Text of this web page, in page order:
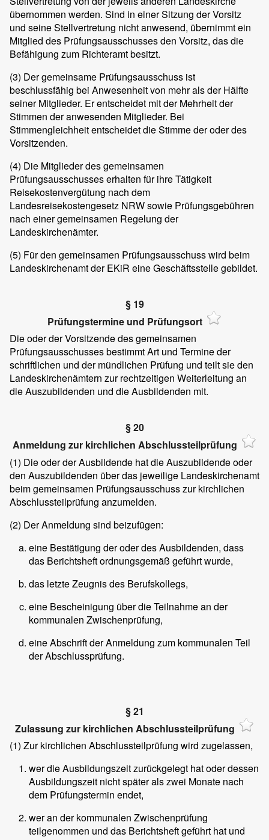
übernommen werden. Sind in einer Sitzung der Vorsitz
und seine Stellvertretung nicht anwesend, übernimmt ein
Mitglied des Prüfungsausschusses den Vorsitz, das die
Befähigung zum Richteramt besitzt.
(3) Der gemeinsame Prüfungsausschuss ist
beschlussfähig bei Anwesenheit von mehr als der Hälfte
seiner Mitglieder. Er entscheidet mit der Mehrheit der
Stimmen der anwesenden Mitglieder. Bei
Stimmengleichheit entscheidet die Stimme der oder des
Vorsitzenden.
(4) Die Mitglieder des gemeinsamen
Prüfungsausschusses erhalten für ihre Tätigkeit
Reisekostenvergütung nach dem
Landesreisekostengesetz NRW sowie Prüfungsgebühren
nach einer gemeinsamen Regelung der
Landeskirchenämter.
(5) Für den gemeinsamen Prüfungsausschuss wird beim
Landeskirchenamt der EKiR eine Geschäftsstelle gebildet.
§ 19
Prüfungstermine und Prüfungsort
Die oder der Vorsitzende des gemeinsamen
Prüfungsausschusses bestimmt Art und Termine der
schriftlichen und der mündlichen Prüfung und teilt sie den
Landeskirchenämtern zur rechtzeitigen Weiterleitung an
die Auszubildenden und die Ausbildenden mit.
§ 20
Anmeldung zur kirchlichen Abschlussteilprüfung
(1) Die oder der Ausbildende hat die Auszubildende oder
den Auszubildenden über das jeweilige Landeskirchenamt
beim gemeinsamen Prüfungsausschuss zur kirchlichen
Abschlussteilprüfung anzumelden.
(2) Der Anmeldung sind beizufügen:
eine Bestätigung der oder des Ausbildenden, dass
das Berichtsheft ordnungsgemäß geführt wurde,
das letzte Zeugnis des Berufskollegs,
eine Bescheinigung über die Teilnahme an der
kommunalen Zwischenprüfung,
eine Abschrift der Anmeldung zum kommunalen Teil
der Abschlussprüfung.
§ 21
Zulassung zur kirchlichen Abschlussteilprüfung
(1) Zur kirchlichen Abschlussteilprüfung wird zugelassen,
wer die Ausbildungszeit zurückgelegt hat oder dessen
Ausbildungszeit nicht später als zwei Monate nach
dem Prüfungstermin endet,
wer an der kommunalen Zwischenprüfung
teilgenommen und das Berichtsheft geführt hat und